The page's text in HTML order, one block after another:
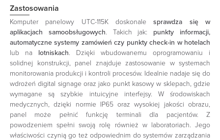
Zastosowania
Komputer panelowy UTC-115K doskonalesprawdza się w
aplikacjach samoobsługowych. Takich jak: punkty informacji,
automatyczne systemy zamówień czy punkty check-in w hotelach
lub na lotniskach. Dzięki wbudowanemu oprogramowaniu i
solidnej konstrukcji, panel znajduje zastosowanie w systemach
monitorowania produkcji i kontroli procesów. Idealnie nadaje się do
wdrożeń digital signage oraz jako punkt kasowy w sklepach, gdzie
wymagane są szybkie intuicyjne interfejsy. W środowiskach
medycznych, dzięki normie IP65 oraz wysokiej jakości obrazu,
panel może pełnić funkcję terminali dla pacjentów. Z
powodzeniem spełni swoją rolę również w laboratoriach. Jego
właściwości czynią go też odpowiednim do systemów zarządzania